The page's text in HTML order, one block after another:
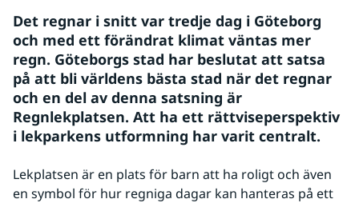
Det regnar i snitt var tredje dag i Göteborg
och med ett förändrat klimat väntas mer
regn. Göteborgs stad har beslutat att satsa
på att bli världens bästa stad när det regnar
och en del av denna satsning är
Regnlekplatsen. Att ha ett rättviseperspektiv
i lekparkens utformning har varit centralt.
Lekplatsen är en plats för barn att ha roligt och även
en symbol för hur regniga dagar kan hanteras på ett